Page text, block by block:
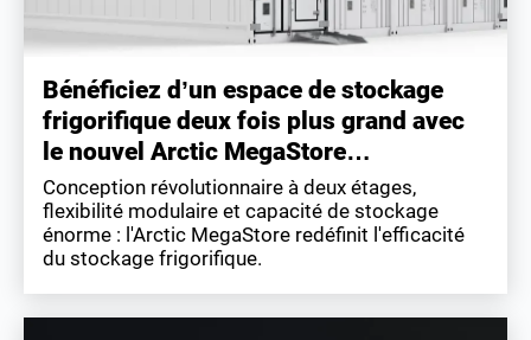
Bénéficiez d’un espace de stockage
frigorifique deux fois plus grand avec
le nouvel Arctic MegaStore…
Conception révolutionnaire à deux étages,
flexibilité modulaire et capacité de stockage
énorme : l'Arctic MegaStore redéfinit l'efficacité
du stockage frigorifique.